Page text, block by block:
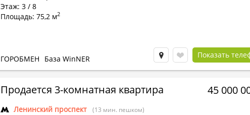
Этаж: 3 / 8
Площадь: 75,2 м2
ГОРОБМЕН База WinNER Показать
Продается 3-комнатная квартира
Ленинский проспект (13 мин. пешком)
45 000